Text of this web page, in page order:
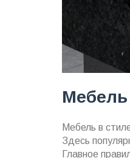
Мебель в
Здесь
Главное